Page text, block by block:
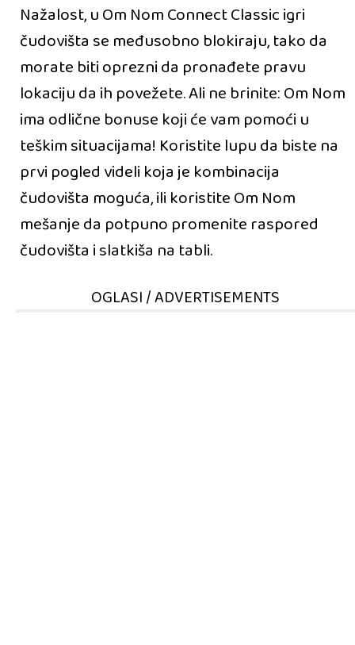
Nažalost, u Om Nom Connect Classic igri
čudovišta se međusobno blokiraju, tako da
morate biti oprezni da pronađete pravu
lokaciju da ih povežete. Ali ne brinite: Om Nom
ima odlične bonuse koji će vam pomoći u
teškim situacijama! Koristite lupu da biste na
prvi pogled videli koja je kombinacija
čudovišta moguća, ili koristite Om Nom
mešanje da potpuno promenite raspored
čudovišta i slatkiša na tabli.
OGLASI / ADVERTISEMENTS